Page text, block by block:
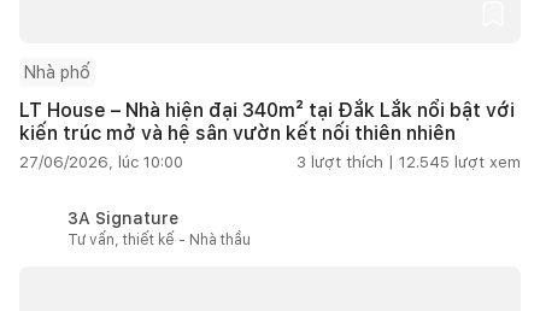
Nhà phố
LT House – Nhà hiện đại 340m² tại Đắk Lắk nổi bật với
kiến trúc mở và hệ sân vườn kết nối thiên nhiên
27/06/2026, lúc 10:00 3 lượt thích | 12.545 lượt xem
3A Signature
Tư vấn, thiết kế - Nhà thầu